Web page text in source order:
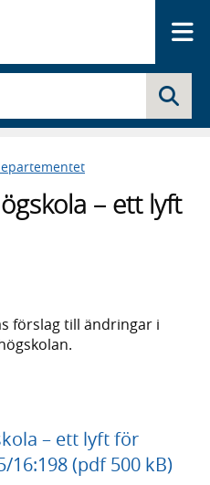
– ett lyft
förslag till ändringar i
– ett lyft för
16:198 (pdf 500 kB)